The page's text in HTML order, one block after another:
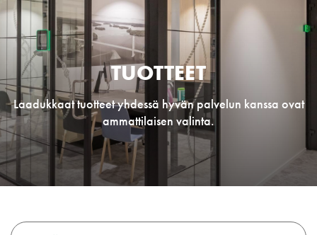
TUOTTEET
Laadukkaat tuotteet yhdessä hyvän palvelun kanssa ovat
ammattilaisen valinta.